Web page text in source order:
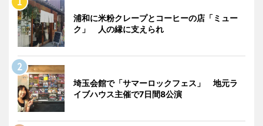
浦和に米粉クレープとコーヒーの店「ミュー
ク」 人の縁に支えられ
埼玉会館で「サマーロックフェス」 地元ラ
イブハウス主催で7日間8公演